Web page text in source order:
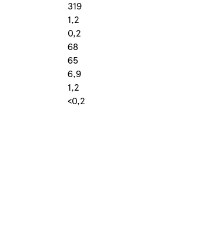
319
1,2
0,2
68
65
6,9
1,2
<0,2